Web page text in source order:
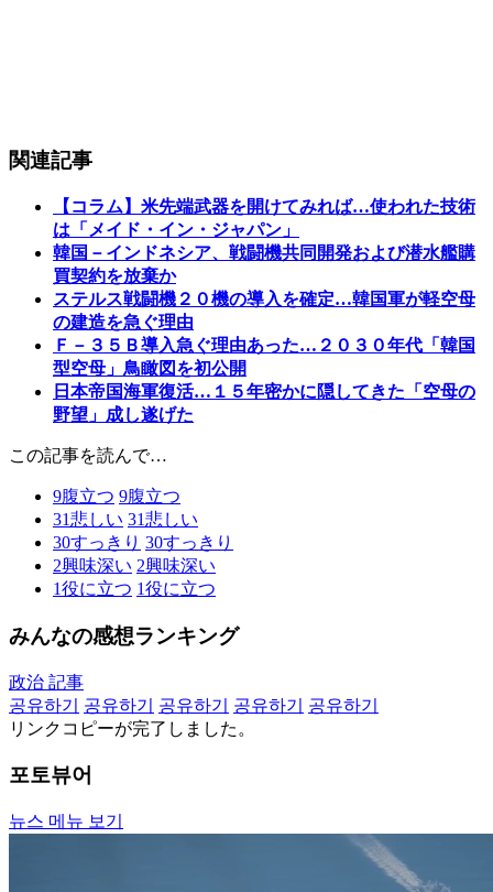
関連記事
【コラム】米先端武器を開けてみれば…使われた技術
は「メイド・イン・ジャパン」
韓国－インドネシア、戦闘機共同開発および潜水艦購
買契約を放棄か
ステルス戦闘機２０機の導入を確定…韓国軍が軽空母
の建造を急ぐ理由
Ｆ－３５Ｂ導入急ぐ理由あった…２０３０年代「韓国
型空母」鳥瞰図を初公開
日本帝国海軍復活…１５年密かに隠してきた「空母の
野望」成し遂げた
この記事を読んで…
9腹立つ 9腹立つ
31悲しい 31悲しい
30すっきり 30すっきり
2興味深い 2興味深い
1役に立つ 1役に立つ
みんなの感想ランキング
政治 記事
공유하기
공유하기 공유하기 공유하기
공유하기
リンクコピーが完了しました。
포토뷰어
뉴스 메뉴 보기